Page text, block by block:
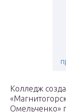
Колледж
Омельченко»